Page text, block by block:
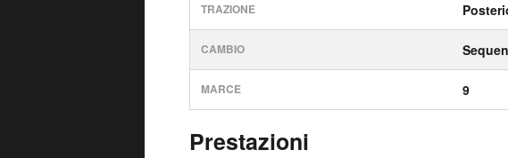
TRAZIONE
CAMBIO
MARCE 9
Prestazioni